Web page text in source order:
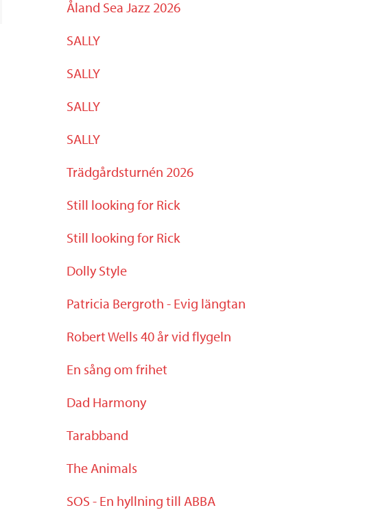
Åland Sea Jazz 2026
SALLY
SALLY
SALLY
SALLY
Trädgårdsturnén 2026
Still looking for Rick
Still looking for Rick
Dolly Style
Patricia Bergroth - Evig längtan
Robert Wells 40 år vid flygeln
En sång om frihet
Dad Harmony
Tarabband
The Animals
SOS - En hyllning till ABBA